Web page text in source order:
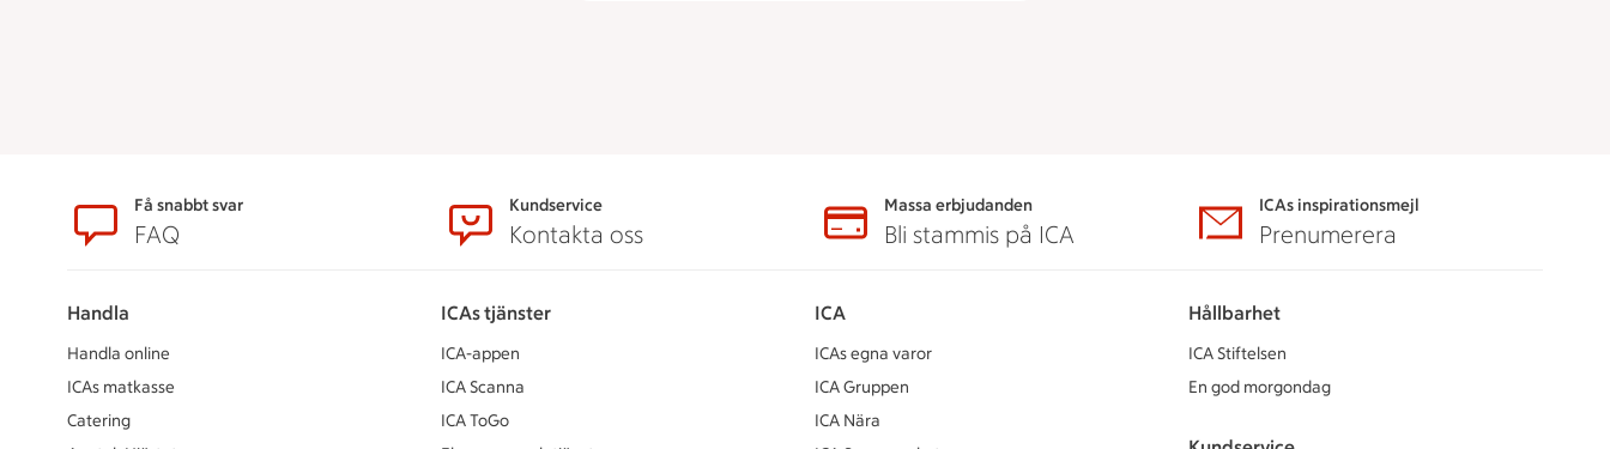
SidfotFå snabbt svar
FAQ
Kundservice
Kontakta oss
Massa erbjudanden
Bli stammis på ICA
ICAs inspirationsmejl
Prenumerera
Handla
Handla online
ICAs matkasse
Catering
ICAs tjänster
ICA-appen
ICA Scanna
ICA ToGo
ICA
ICAs egna varor
ICA Gruppen
ICA Nära
Hållbarhet
ICA Stiftelsen
En god morgondag